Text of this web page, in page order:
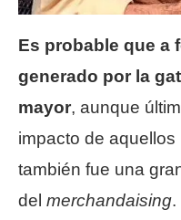
Es probable que a
generado por la
mayor, aunque
impacto de
también fue una
del merchandaising.